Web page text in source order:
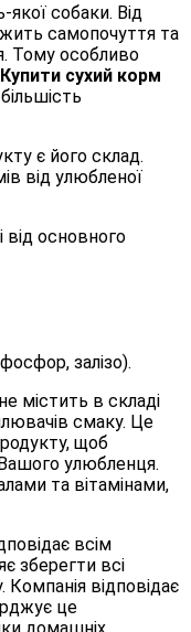
собаки. Від
самопочуття та
Тому особливо
Купити сухий корм
є його склад.
від улюбленої
від основного
залізо).
не містить в складі
смаку. Це
щоб
улюбленця.
та вітамінами,
всім
зберегти всі
Компанія відповідає
це